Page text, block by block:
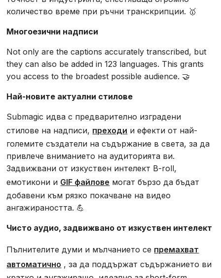
количество време при ръчни транскрипции. 🥇
Многоезични надписи
Not only are the captions accurately transcribed, but
they can also be added in 123 languages. This grants
you access to the broadest possible audience. 🤝
Най-новите актуални стилове
Submagic идва с предварително изградени
стилове на надписи, преходи и ефекти от най-
големите създатели на съдържание в света, за да
привлече вниманието на аудиторията ви.
Задвижвани от изкуствен интелект B-roll,
емотикони и GIF файлове могат бързо да бъдат
добавени към рязко покачване на видео
ангажираността. 💪
Чисто аудио, задвижвано от изкуствен интелект
Пълнителите думи и мълчанието се премахват
автоматично , за да поддържат съдържанието ви